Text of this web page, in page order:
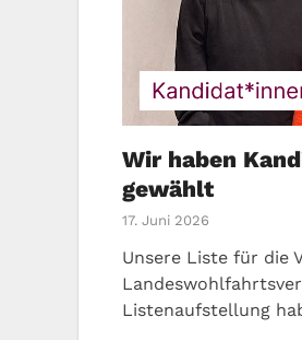
Wir haben
gewählt
17. Juni 2026
Unsere Liste für die
Listenaufstellung